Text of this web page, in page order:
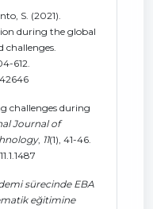
S. (2021).
during the global
challenges.
612.
challenges during
Journal of
, 11(1), 41-46.
sürecinde EBA
eğitimine